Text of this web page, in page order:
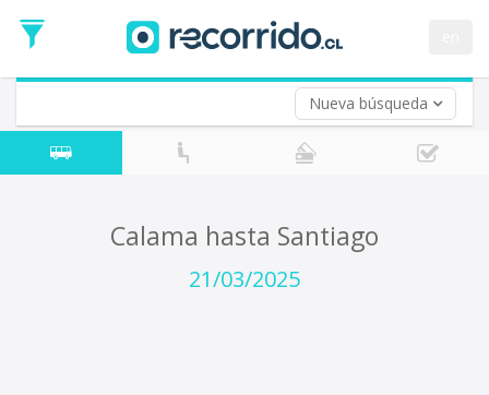
Nueva búsqueda
de
Ida
Vuelta (opcional)
Fecha
de
Calama hasta Santiago
21/03/2025